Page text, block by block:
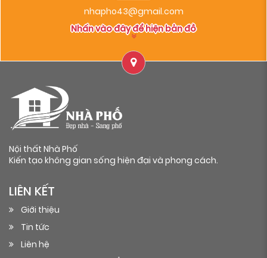
nhapho43@gmail.com
Nhấn vào đây để hiện bản đồ
Nội thất Nhà Phố
Kiến tạo không gian sống hiện đại và phong cách.
LIÊN KẾT
Giới thiệu
Tin tức
Liên hệ